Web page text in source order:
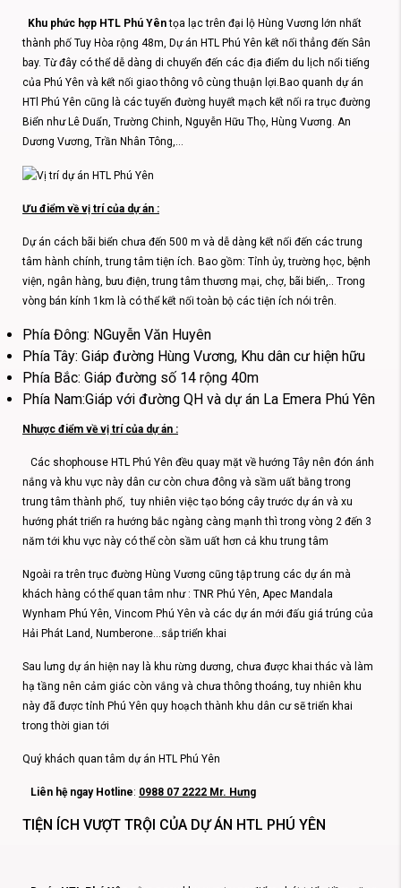
Khu phức hợp HTL Phú Yêntọa lạc trên đại lộ Hùng Vương lớn nhất
thành phố Tuy Hòa rộng 48m, Dự án HTL Phú Yên kết nối thẳng đến Sân
bay. Từ đây có thể dễ dàng di chuyển đến các địa điểm du lịch nổi tiếng
của Phú Yên và kết nối giao thông vô cùng thuận lợi.Bao quanh dự án
HTl Phú Yên cũng là các tuyến đường huyết mạch kết nối ra trục đường
Biển như Lê Duẩn, Trường Chinh, Nguyễn Hữu Thọ, Hùng Vương. An
Dương Vương, Trần Nhân Tông,…
Ưu điểm về vị trí của dự án :
Dự án cách bãi biển chưa đến 500 m và dễ dàng kết nối đến các trung
tâm hành chính, trung tâm tiện ích. Bao gồm: Tỉnh ủy, trường học, bệnh
viện, ngân hàng, bưu điện, trung tâm thương mại, chợ, bãi biển,.. Trong
vòng bán kính 1km là có thể kết nối toàn bộ các tiện ích nói trên.
Phía Đông: NGuyễn Văn Huyên
Phía Tây: Giáp đường Hùng Vương, Khu dân cư hiện hữu
Phía Bắc: Giáp đường số 14 rộng 40m
Phía Nam:Giáp với đường QH và dự án La Emera Phú Yên
Nhược điểm về vị trí của dự án :
Các shophouse HTL Phú Yên đều quay mặt về hướng Tây nên đón ánh
nắng và khu vực này dân cư còn chưa đông và sầm uất bằng trong
trung tâm thành phố, tuy nhiên việc tạo bóng cây trước dự án và xu
hướng phát triển ra hướng bắc ngàng càng mạnh thì trong vòng 2 đến 3
năm tới khu vực này có thể còn sầm uất hơn cả khu trung tâm
Ngoài ra trên trục đường Hùng Vương cũng tập trung các dự án mà
khách hàng có thể quan tâm như : TNR Phú Yên, Apec Mandala
Wynham Phú Yên, Vincom Phú Yên và các dự án mới đấu giá trúng của
Hải Phát Land, Numberone…sắp triển khai
Sau lưng dự án hiện nay là khu rừng dương, chưa được khai thác và làm
hạ tầng nên cảm giác còn vắng và chưa thông thoáng, tuy nhiên khu
này đã được tỉnh Phú Yên quy hoạch thành khu dân cư sẽ triển khai
trong thời gian tới
Quý khách quan tâm dự án HTL Phú Yên
Liên hệ ngay Hotline: 0988 07 2222 Mr. Hưng
TIỆN ÍCH VƯỢT TRỘI CỦA DỰ ÁN HTL PHÚ YÊN